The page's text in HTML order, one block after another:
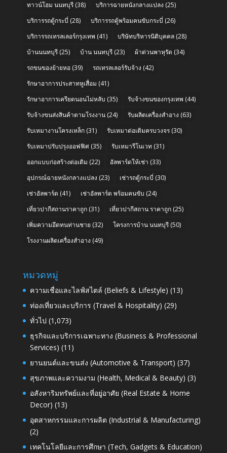
ทาวน์โฮม นนทบุรี(38) บริการฉายหนังกลางแปลง (25)
บริการรถตู้กระบี่ (28) บริการรถตู้พร้อมคนขับกระบี่ (26)
บริการรถเทรลเลอร์กรุงเทพ (41) บริษัทบริหารนิติบุคคล(28)
บ้านนนทบุรี(25) บ้าน นนทบุรี(23) ผ้าต่วนพาหุรัด (34)
รถขนของย้ายหอ(39) รถเทรลเลอร์รับจ้าง (42)
รักษาอาการประสาทหูเสื่อม (41)
รักษาอาการเครียดนอนไม่หลับ (35) รับจ้างขนของกรุงเทพ (44)
รับจ้างขนส่งสินค้าตามโรงงาน(24) รับผลิตเครื่องสำอาง (63)
รับเหมางานโครงเหล็ก(31) รับเหมาต่อเติมครบวงจร(30)
รับเหมาปรับปรุงออฟฟิศ(35) รับเหมารีโนเวท (31)
ออกแบบก่อสร้างต่อเติม (22) อัลพาร์ดให้เช่า (33)
อุปกรณ์ฉายหนังกลางแปลง (23) เช่ารถตู้กระบี่ (30)
เช่าอัลพาร์ด (41) เช่าอัลพาร์ด พร้อมคนขับ (24)
เที่ยวปากีสถานราคาถูก(31) เที่ยวปากีสถาน ราคาถูก(25)
เพิ่มความอึดทนท่านชาย (32) โครงการบ้าน นนทบุรี(50)
โรงงานผลิตเครื่องสำอาง (49)
หมวดหมู่
ความเชื่อและไลฟ์สไตล์ (Beliefs & Lifestyle) (13)
ท่องเที่ยวและบริการ (Travel & Hospitality) (29)
ทั่วไป (1,073)
ธุรกิจและบริการเฉพาะทาง (Business & Professional
Services) (11)
ยานยนต์และขนส่ง (Automotive & Transport) (37)
สุขภาพและความงาม (Health, Medical & Beauty) (3)
อสังหาริมทรัพย์และที่อยู่อาศัย (Real Estate & Home
Decor) (13)
อุตสาหกรรมและการผลิต (Industrial & Manufacturing)
(2)
เทคโนโลยีและการศึกษา (Tech, Gadgets & Education)